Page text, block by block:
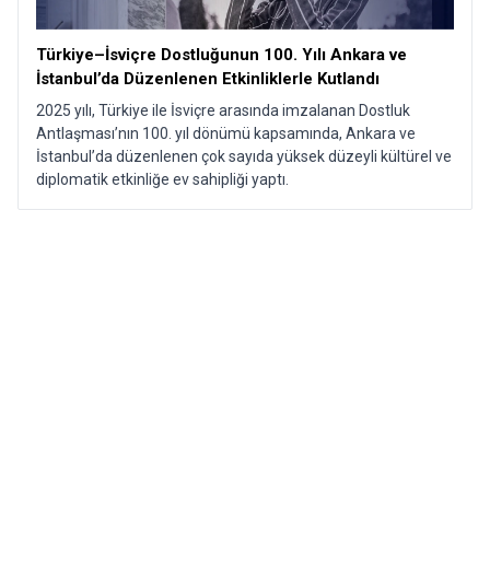
Türkiye–İsviçre Dostluğunun 100. Yılı Ankara ve
İstanbul’da Düzenlenen Etkinliklerle Kutlandı​
2025 yılı, Türkiye ile İsviçre arasında imzalanan Dostluk
Antlaşması’nın 100. yıl dönümü kapsamında, Ankara ve
İstanbul’da düzenlenen çok sayıda yüksek düzeyli kültürel ve
diplomatik etkinliğe ev sahipliği yaptı.